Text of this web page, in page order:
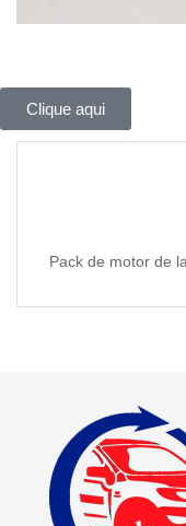
Clique aqui
Pack de motor de